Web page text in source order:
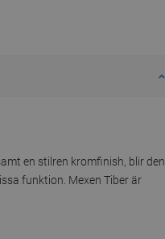
en stilren kromfinish, blir den
funktion. Mexen Tiber är